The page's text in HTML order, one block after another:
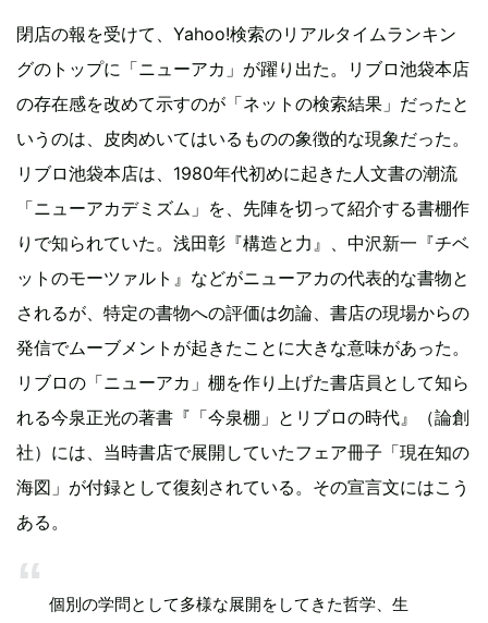
閉店の報を受けて、Yahoo!検索のリアルタイムランキン
グのトップに「ニューアカ」が躍り出た。リブロ池袋本店
の存在感を改めて示すのが「ネットの検索結果」だったと
いうのは、皮肉めいてはいるものの象徴的な現象だった。
リブロ池袋本店は、1980年代初めに起きた人文書の潮流
「ニューアカデミズム」を、先陣を切って紹介する書棚作
りで知られていた。浅田彰『構造と力』、中沢新一『チベ
ットのモーツァルト』などがニューアカの代表的な書物と
されるが、特定の書物への評価は勿論、書店の現場からの
発信でムーブメントが起きたことに大きな意味があった。
リブロの「ニューアカ」棚を作り上げた書店員として知ら
れる今泉正光の著書『「今泉棚」とリブロの時代』（論創
社）には、当時書店で展開していたフェア冊子「現在知の
海図」が付録として復刻されている。その宣言文にはこう
ある。
個別の学問として多様な展開をしてきた哲学、生